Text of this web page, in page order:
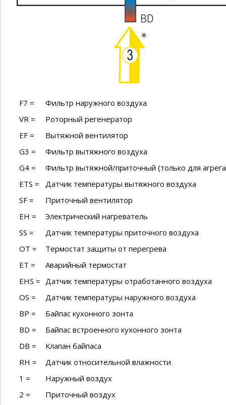
F7 =
Фильтр наружного воздуха
VR =
Роторный регенератор
EF =
Вытяжной вентилятор
G3 =
Фильтр вытяжного воздуха
G4 =
Фильтр вытяжной/приточный (только для
ETS =
Датчик температуры вытяжного воздуха
SF =
Приточный вентилятор
EH =
Электрический нагреватель
SS =
Датчик температуры приточного воздуха
OT =
Термостат защиты от перегрева
ET =
Аварийный термостат
EHS = Датчик температуры отработанного воздуха
OS =
Датчик температуры наружного воздуха
BP =
Байпас кухонного зонта
BD =
Байпас встроенного кухонного зонта
DB =
Клапан байпаса
RH =
Датчик относительной влажности
1 =
Наружный воздух
2 =
Приточный воздух